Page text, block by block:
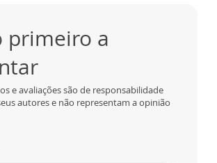
primeiro a
e avaliações são de responsabilidade
autores e não representam a opinião